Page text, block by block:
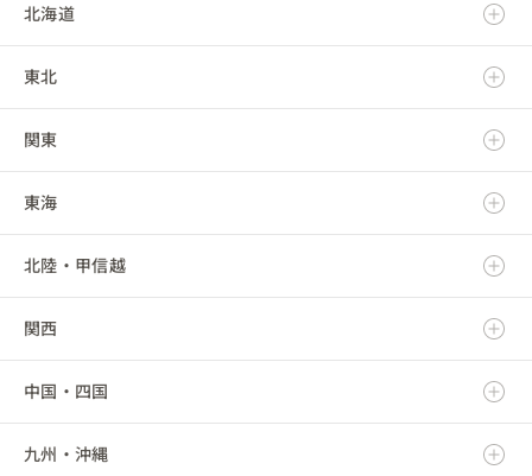
北海道
北海道
東北
青森県
岩手県
宮城県
秋田県
山形県
福島県
関東
茨城県
栃木県
群馬県
埼玉県
千葉県
東海
岐阜県
静岡県
愛知県
三重県
北陸・甲信越
新潟県
富山県
石川県
関西
滋賀県
京都府
中国・四国
鳥取県
九州・沖縄